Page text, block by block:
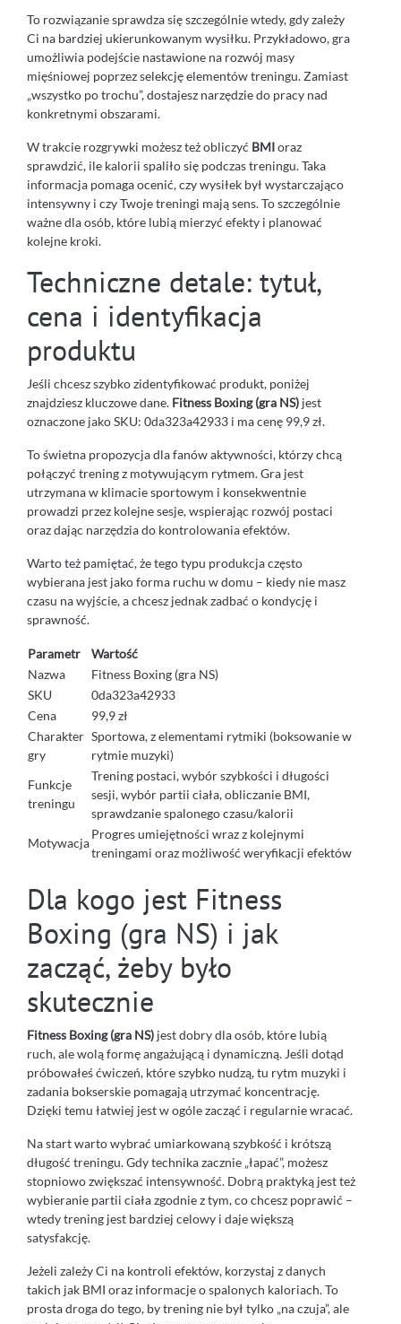
To rozwiązanie sprawdza się szczególnie wtedy, gdy zależy
Ci na bardziej ukierunkowanym wysiłku. Przykładowo, gra
umożliwia podejście nastawione na rozwój masy
mięśniowej poprzez selekcję elementów treningu. Zamiast
„wszystko po trochu”, dostajesz narzędzie do pracy nad
konkretnymi obszarami.
W trakcie rozgrywki możesz też obliczyć BMIoraz
sprawdzić, ile kalorii spaliło się podczas treningu. Taka
informacja pomaga ocenić, czy wysiłek był wystarczająco
intensywny i czy Twoje treningi mają sens. To szczególnie
ważne dla osób, które lubią mierzyć efekty i planować
kolejne kroki.
Techniczne detale: tytuł,
cena i identyfikacja
produktu
Jeśli chcesz szybko zidentyfikować produkt, poniżej
znajdziesz kluczowe dane. Fitness Boxing (gra NS) jest
oznaczone jako SKU: 0da323a42933 i ma cenę 99,9 zł.
To świetna propozycja dla fanów aktywności, którzy chcą
połączyć trening z motywującym rytmem. Gra jest
utrzymana w klimacie sportowym i konsekwentnie
prowadzi przez kolejne sesje, wspierając rozwój postaci
oraz dając narzędzia do kontrolowania efektów.
Warto też pamiętać, że tego typu produkcja często
wybierana jest jako forma ruchu w domu – kiedy nie masz
czasu na wyjście, a chcesz jednak zadbać o kondycję i
sprawność.
Parametr
Wartość
Nazwa
Fitness Boxing (gra NS)
SKU
0da323a42933
Cena
99,9 zł
Charakter
gry
Sportowa, z elementami rytmiki (boksowanie w
rytmie muzyki)
Funkcje
treningu
Trening postaci, wybór szybkości i długości
sesji, wybór partii ciała, obliczanie BMI,
sprawdzanie spalonego czasu/kalorii
Motywacja
Progres umiejętności wraz z kolejnymi
treningami oraz możliwość weryfikacji efektów
Dla kogo jest Fitness
Boxing (gra NS) i jak
zacząć, żeby było
skutecznie
Fitness Boxing (gra NS) jest dobry dla osób, które lubią
ruch, ale wolą formę angażującą i dynamiczną. Jeśli dotąd
próbowałeś ćwiczeń, które szybko nudzą, tu rytm muzyki i
zadania bokserskie pomagają utrzymać koncentrację.
Dzięki temu łatwiej jest w ogóle zacząć i regularnie wracać.
Na start warto wybrać umiarkowaną szybkość i krótszą
długość treningu. Gdy technika zacznie „łapać”, możesz
stopniowo zwiększać intensywność. Dobrą praktyką jest też
wybieranie partii ciała zgodnie z tym, co chcesz poprawić –
wtedy trening jest bardziej celowy i daje większą
satysfakcję.
Jeżeli zależy Ci na kontroli efektów, korzystaj z danych
takich jak BMI oraz informacje o spalonych kaloriach. To
prosta droga do tego, by trening nie był tylko „na czuja”, ale